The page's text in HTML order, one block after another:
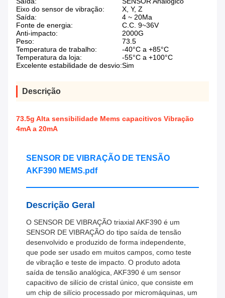
Eixo do sensor de vibração:
X, Y, Z
Saída:
4 ~ 20Ma
Fonte de energia:
C.C. 9~36V
Anti-impacto:
2000G
Peso:
73.5
Temperatura de trabalho:
-40°C a +85°C
Temperatura da loja:
-55°C a +100°C
Excelente estabilidade de desvio:Sim
Descrição
73.5g Alta sensibilidade Mems capacitivos Vibração
4mA a 20mA
SENSOR DE VIBRAÇÃO DE TENSÃO
AKF390 MEMS.pdf
Descrição Geral
O SENSOR DE VIBRAÇÃO triaxial AKF390 é um
SENSOR DE VIBRAÇÃO do tipo saída de tensão
desenvolvido e produzido de forma independente,
que pode ser usado em muitos campos, como teste
de vibração e teste de impacto. O produto adota
saída de tensão analógica, AKF390 é um sensor
capacitivo de silício de cristal único, que consiste em
um chip de silício processado por micromáquinas, um